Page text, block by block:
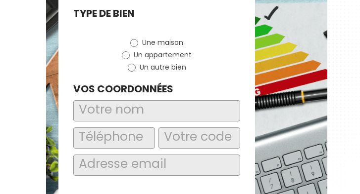
Demande
TYPE DE BIEN
Une maison
Un appartement
Un autre bien
VOS COORDONNÉES